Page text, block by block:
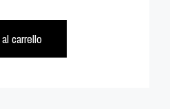
carrello